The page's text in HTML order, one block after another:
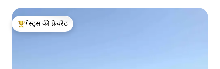
गेस्ट्स का टॉप फ़ेवरेट
गेस्ट्स की फ़ेवरेट